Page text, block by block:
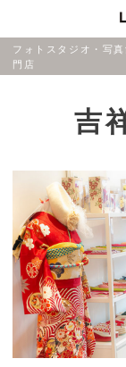
フォトスタジオ・写
門店
吉